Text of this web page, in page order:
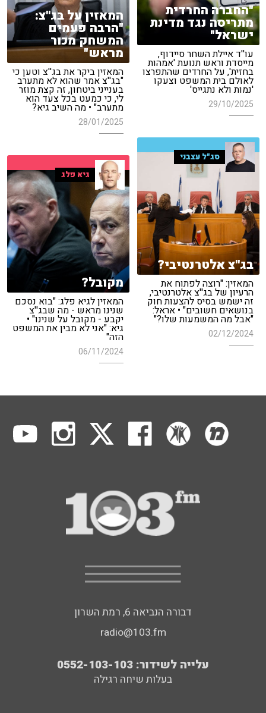
"החברה החרדית
מתריסה נגד מדינת
ישראל"
עו''ד איילת השחר סיידוף,
מייסדת וראש תנועת 'אמהות
בחזית', על החרדים שהתפרצו
לאולם בית המשפט וצעקו
'נמות ולא נתגייס'
29/10/2025
המאזין על בג''צ:
"הרבה פעמים
המשחק מכור
מראש"
המאזין ביקר את בג''צ וטען כי
"בג''צ אמר שהוא לא מתערב
בענייני ביטחון, זה קצת מוזר
לי, כי כמעט בכל צעד הוא
מתערב" • מה השיב גיא?
28/01/2025
סג"ל עצבני
בג''צ אלטרנטיבי?
המאזין: "רוצה לפתוח את
הרעיון של בג''צ אלטרנטיבי,
זה ישמש בסיס להצעות חוק
בנושאים חשובים" • אראל:
"אבל מה המשמעות שלו?"
02/12/2024
גיא פלג
מקובל?
המאזין לגיא פלג: "בוא נסכם
שנינו מראש - מה שבג''צ
יקבע - מקובל על שנינו" •
גיא: "אני לא מבין את המשפט
הזה"
06/11/2024
דבורה הנביאה 6, רמת השרון
radio@103.fm
עלייה לשידור: 0552-103-103
בעלות שיחה רגילה